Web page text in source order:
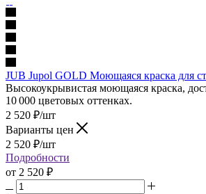
JUB Jupol GOLD Моющаяся краска для
Высокоукрывистая моющаяся краска,
10 000 цветовых оттенках.
2 520 ₽/шт
Варианты цен
2 520 ₽/шт
Подробности
от 2 520 ₽